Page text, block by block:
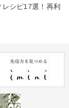
シピ17選！再利